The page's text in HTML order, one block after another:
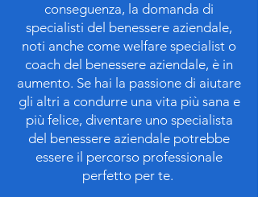
conseguenza, la domanda di
specialisti del benessere aziendale,
noti anche come welfare specialist o
coach del benessere aziendale, è in
aumento. Se hai la passione di aiutare
gli altri a condurre una vita più sana e
più felice, diventare uno specialista
del benessere aziendale potrebbe
essere il percorso professionale
perfetto per te.